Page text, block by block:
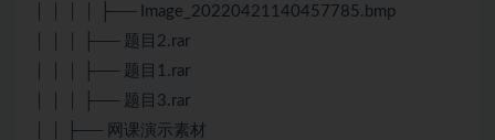
│ │ │ │ ├── Image_20220421140457785.bmp
│ │ │ ├── 题目2.rar
│ │ │ ├── 题目1.rar
│ │ │ ├── 题目3.rar
│ │ ├── 网课演示素材